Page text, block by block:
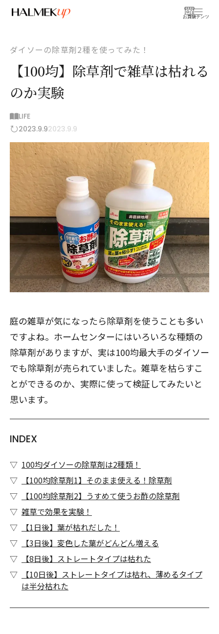
お買物
コンテンツ
ダイソーの除草剤2種を使ってみた！
【100均】除草剤で雑草は枯れる
のか実験
LIFE
2023.9.92023.9.9
庭の雑草が気になったら除草剤を使うことも多い
ですよね。ホームセンターにはいろいろな種類の
除草剤がありますが、実は100均最大手のダイソー
でも除草剤が売られていました。雑草を枯らすこ
とができるのか、実際に使って検証してみたいと
思います。
INDEX
100均ダイソーの除草剤は2種類！
【100均除草剤1】そのまま使える！除草剤
【100均除草剤2】うすめて使うお酢の除草剤
雑草で効果を実験！
【1日後】葉が枯れだした！
【3日後】変色した葉がどんどん増える
【8日後】ストレートタイプは枯れた
【10日後】ストレートタイプは枯れ、薄めるタイプ
は半分枯れた